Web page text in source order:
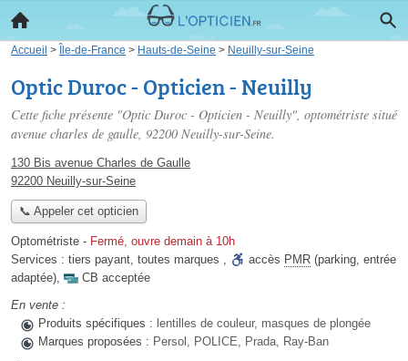
Accueil > Île-de-France > Hauts-de-Seine > Neuilly-sur-Seine
Optic Duroc - Opticien - Neuilly
Cette fiche présente "Optic Duroc - Opticien - Neuilly", optométriste situé
avenue charles de gaulle, 92200 Neuilly-sur-Seine.
130 Bis avenue Charles de Gaulle
92200 Neuilly-sur-Seine
📞 Appeler cet opticien
Optométriste - Fermé, ouvre demain à 10h
Services : tiers payant, toutes marques , accès PMR (parking, entrée
adaptée),
CB acceptée
En vente :
Produits spécifiques : lentilles de couleur, masques de plongée
Marques proposées : Persol, POLICE, Prada, Ray-Ban